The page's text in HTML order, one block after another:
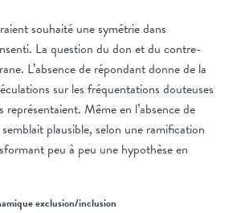
souhaité une symétrie dans
La question du don et du contre-
L’absence de répondant donne de la
sur les fréquentations douteuses
représentaient. Même en l’absence de
plausible, selon une ramification
peu à peu une hypothèse en
exclusion/inclusion